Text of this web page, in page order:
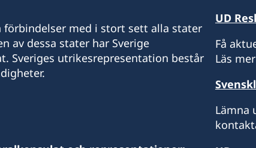
Thirst
Guyana
förbindelser med i stort sett alla stater
av dessa stater har Sverige
Sveriges utrikesrepresentation består
UD
Få
Läs
Lämna